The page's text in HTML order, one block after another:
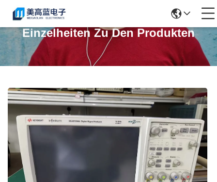
Einzelheiten Zu Den Produkten